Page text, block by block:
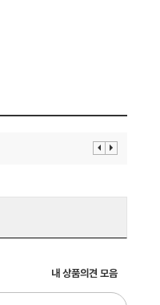
이 다
내 상품의견 모음